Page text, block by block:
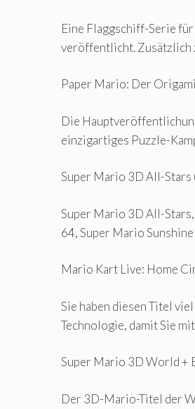
Eine Flaggschiff-Serie
veröffentlicht. Zusätzlich
Paper Mario: Der
Die
einzigartiges Puzzle-
Super Mario 3D All-Stars
Super Mario 3D All-
64, Super Mario
Mario Kart Live: Home
Sie haben diesen Titel
Technologie, damit Sie
Super Mario 3D World +
Der 3D-Mario-Titel der